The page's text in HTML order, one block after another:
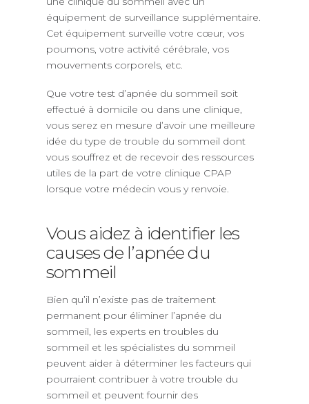
équipement de surveillance supplémentaire.
Cet équipement surveille votre cœur, vos
poumons, votre activité cérébrale, vos
mouvements corporels, etc.
Que votre test d’apnée du sommeil soit
effectué à domicile ou dans une clinique,
vous serez en mesure d’avoir une meilleure
idée du type de trouble du sommeil dont
vous souffrez et de recevoir des ressources
utiles de la part de votre clinique CPAP
lorsque votre médecin vous y renvoie.
Vous aidez à identifier les
causes de l’apnée du
sommeil
Bien qu’il n’existe pas de traitement
permanent pour éliminer l’apnée du
sommeil, les experts en troubles du
sommeil et les spécialistes du sommeil
peuvent aider à déterminer les facteurs qui
pourraient contribuer à votre trouble du
sommeil et peuvent fournir des